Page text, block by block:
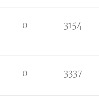
0 3154
0 3337